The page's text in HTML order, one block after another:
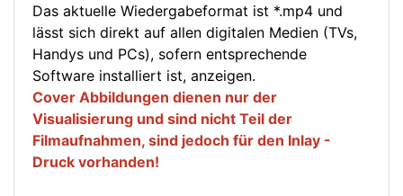
Das aktuelle Wiedergabeformat ist *.mp4 und
lässt sich direkt auf allen digitalen Medien (TVs,
Handys und PCs), sofern entsprechende
Software installiert ist, anzeigen.
Cover Abbildungen dienen nur der
Visualisierung und sind nicht Teil der
Filmaufnahmen, sind jedoch für den Inlay -
Druck vorhanden!